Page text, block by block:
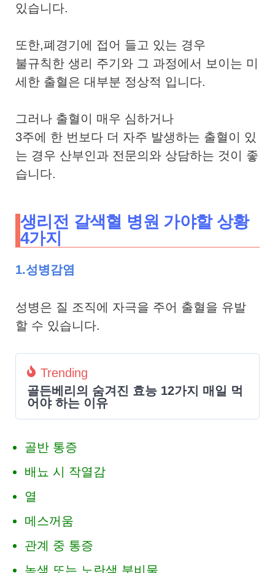
있습니다.
또한,폐경기에 접어 들고 있는 경우
불규칙한 생리 주기와 그 과정에서 보이는 미
세한 출혈은 대부분 정상적 입니다.
그러나 출혈이 매우 심하거나
3주에 한 번보다 더 자주 발생하는 출혈이 있
는 경우 산부인과 전문의와 상담하는 것이 좋
습니다.
생리전 갈색혈 병원 가야할 상황
4가지
1.성병감염
성병은 질 조직에 자극을 주어 출혈을 유발
할 수 있습니다.
Trending
골든베리의 숨겨진 효능 12가지 매일 먹
어야 하는 이유
골반 통증
배뇨 시 작열감
열
메스꺼움
관계 중 통증
녹색 또는 노란색 분비물